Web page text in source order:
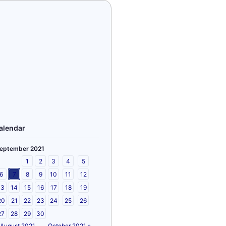
2021
1
2 3 4
5
6
7 8 9 10 11
12
14 15 16 17 18
19
21 22 23 24 25
26
28 29
30